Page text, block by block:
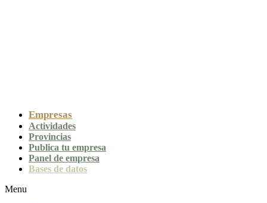
Empresas
Actividades
Provincias
Publica tu empresa
Panel de empresa
Bases de datos
Menu